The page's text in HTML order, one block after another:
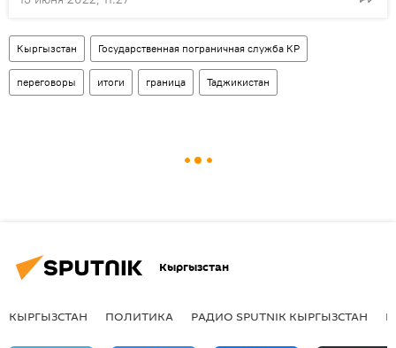
Кыргызстан Государственная пограничная служба КР
переговоры итоги граница Таджикистан
Кыргызстан
КЫРГЫЗСТАН ПОЛИТИКА РАДИО SPUTNIK КЫРГЫЗСТАН